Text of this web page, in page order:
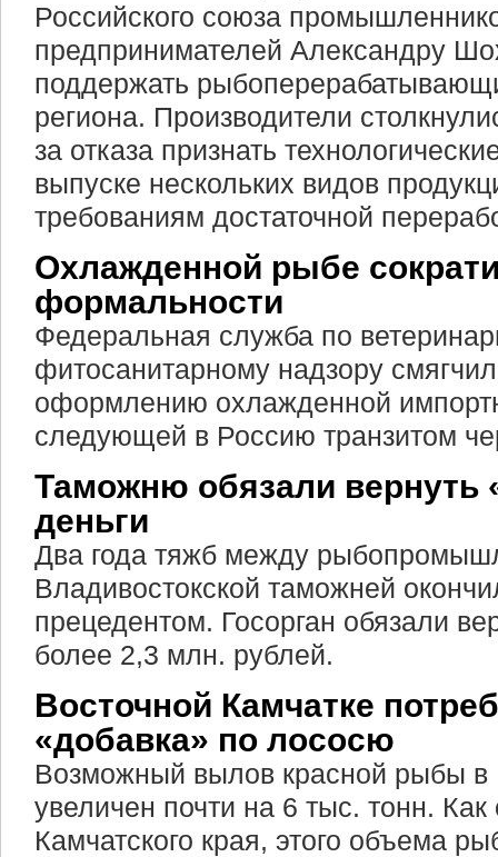
Российского союза
предпринимателей Александру
поддержать
региона. Производители
за отказа признать
выпуске нескольких видов
требованиям достаточной
Охлажденной рыбе
формальности
Федеральная служба по
фитосанитарному надзору
оформлению охлажденной
следующей в Россию транзитом
Таможню обязали вернуть
деньги
Два года тяжб между
Владивостокской таможней
прецедентом. Госорган обязали
более 2,3 млн. рублей.
Восточной Камчатке
«добавка» по лососю
Возможный вылов красной рыбы в
увеличен почти на 6 тыс. тонн. Как
Камчатского края, этого объема